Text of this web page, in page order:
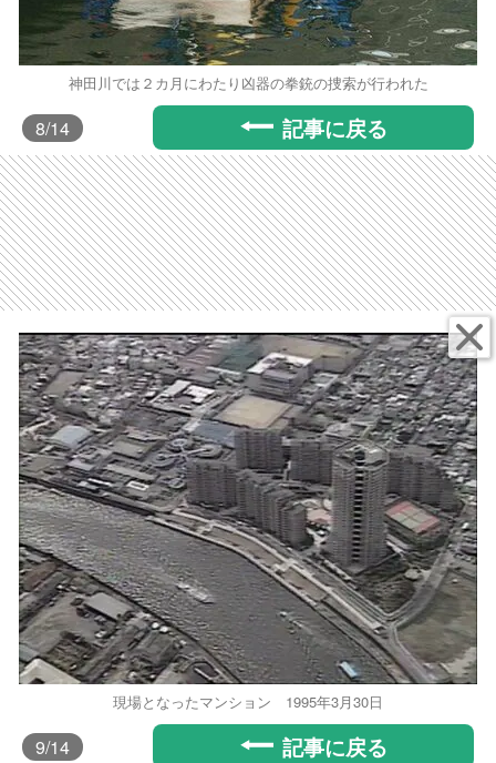
神田川では２カ月にわたり凶器の拳銃の捜索が行われた
8/14 記事に戻る
現場となったマンション 1995年3月30日
9/14 記事に戻る